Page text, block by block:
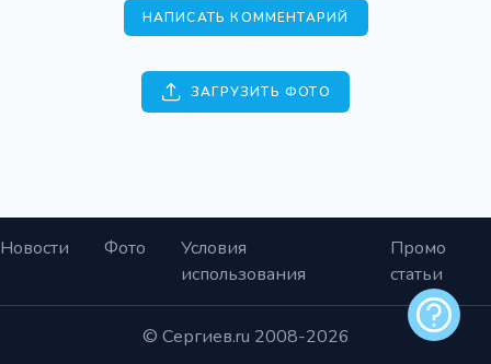
НАПИСАТЬ КОММЕНТАРИЙ
ЗАГРУЗИТЬ ФОТО
Новости Фото
Условия
использования
Промо
статьи
© Сергиев.ru 2008-2026